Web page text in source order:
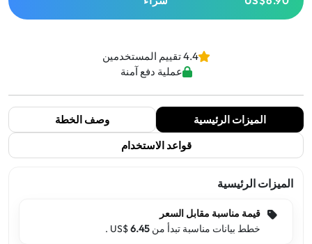
4.4 تقييم المستخدمين
عملية دفع آمنة
الميزات الرئيسية
وصف الخطة
قواعد الاستخدام
الميزات الرئيسية
قيمة مناسبة مقابل السعر
خطط بيانات مناسبة تبدأ من US$ 6.45
.